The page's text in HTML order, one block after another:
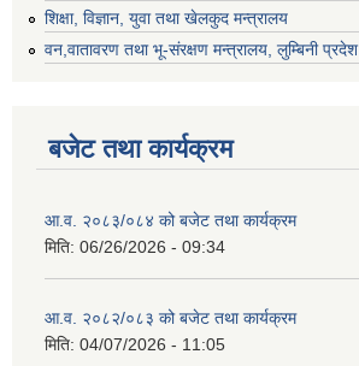
शिक्षा, विज्ञान, युवा तथा खेलकुद मन्‍‍त्रालय
वन,वातावरण तथा भू-संरक्षण मन्त्रालय, लुम्बिनी प्रदेश
बजेट तथा कार्यक्रम
आ.व. २०८३/०८४ को बजेट तथा कार्यक्रम
मिति: 06/26/2026 - 09:34
आ.व. २०८२/०८३ को बजेट तथा कार्यक्रम
मिति: 04/07/2026 - 11:05